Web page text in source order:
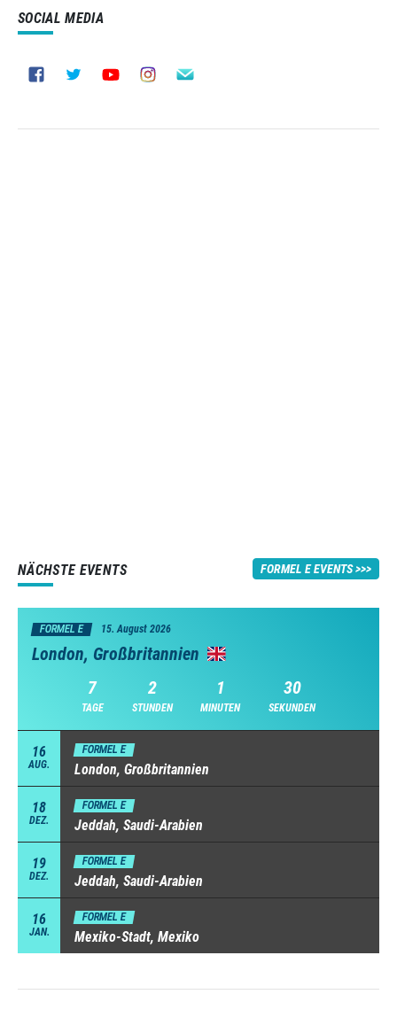
SOCIAL MEDIA
NÄCHSTE EVENTS FORMEL E EVENTS
FORMEL E 15. August 2026
London, Großbritannien
7
TAGE
2
STUNDEN
1
MINUTEN
29
SEKUNDEN
16
AUG.
FORMEL E
London, Großbritannien
18
DEZ.
FORMEL E
Jeddah, Saudi-Arabien
19
DEZ.
FORMEL E
Jeddah, Saudi-Arabien
16
JAN.
FORMEL E
Mexiko-Stadt, Mexiko